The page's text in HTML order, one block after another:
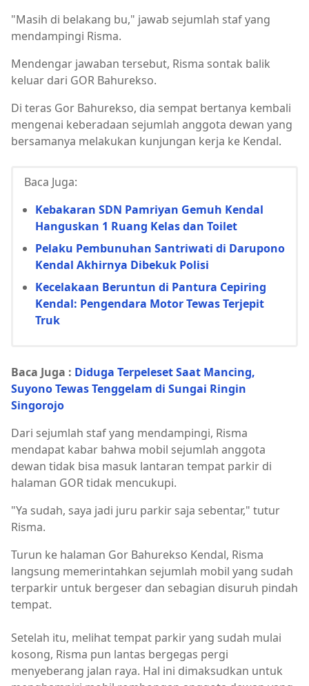
"Masih di belakang bu," jawab sejumlah staf yang
mendampingi Risma.
Mendengar jawaban tersebut, Risma sontak balik
keluar dari GOR Bahurekso.
Di teras Gor Bahurekso, dia sempat bertanya kembali
mengenai keberadaan sejumlah anggota dewan yang
bersamanya melakukan kunjungan kerja ke Kendal.
Baca Juga:
Kebakaran SDN Pamriyan Gemuh Kendal
Hanguskan 1 Ruang Kelas dan Toilet
Pelaku Pembunuhan Santriwati di Darupono
Kendal Akhirnya Dibekuk Polisi
Kecelakaan Beruntun di Pantura Cepiring
Kendal: Pengendara Motor Tewas Terjepit
Truk
Baca Juga : Diduga Terpeleset Saat Mancing,
Suyono Tewas Tenggelam di Sungai Ringin
Singorojo
Dari sejumlah staf yang mendampingi, Risma
mendapat kabar bahwa mobil sejumlah anggota
dewan tidak bisa masuk lantaran tempat parkir di
halaman GOR tidak mencukupi.
"Ya sudah, saya jadi juru parkir saja sebentar," tutur
Risma.
Turun ke halaman Gor Bahurekso Kendal, Risma
langsung memerintahkan sejumlah mobil yang sudah
terparkir untuk bergeser dan sebagian disuruh pindah
tempat.
Setelah itu, melihat tempat parkir yang sudah mulai
kosong, Risma pun lantas bergegas pergi
menyeberang jalan raya. Hal ini dimaksudkan untuk